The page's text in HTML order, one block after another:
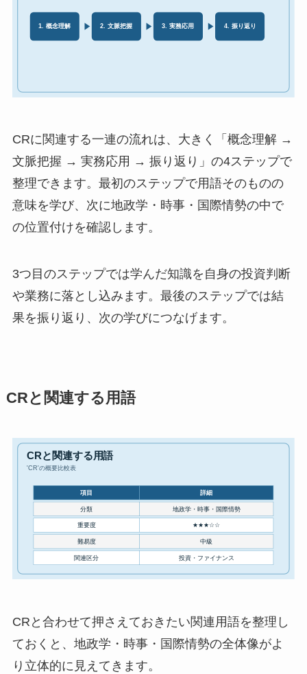
CRに関連する一連の流れは、大きく「概念理解 →
文脈把握 → 実務応用 → 振り返り」の4ステップで
整理できます。最初のステップで用語そのものの
意味を学び、次に地政学・時事・国際情勢の中で
の位置付けを確認します。
3つ目のステップでは学んだ知識を自身の投資判断
や業務に落とし込みます。最後のステップでは結
果を振り返り、次の学びにつなげます。
CRと関連する用語
CRと合わせて押さえておきたい関連用語を整理し
ておくと、地政学・時事・国際情勢の全体像がよ
り立体的に見えてきます。